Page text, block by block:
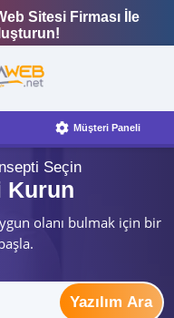
Sitesi Firması İle
Müşteri Paneli
Seçin
Kurun
olanı bulmak için bir
Yazılım Ara